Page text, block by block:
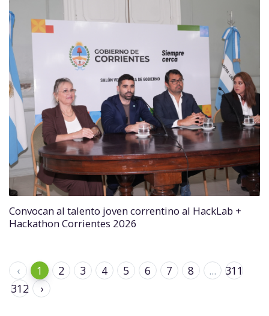
Convocan al talento joven correntino al HackLab +
Hackathon Corrientes 2026
‹ 1 2 3 4 5 6 7 8 ...
311
312
›